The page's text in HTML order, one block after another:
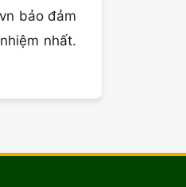
bảo đảm
nhất.